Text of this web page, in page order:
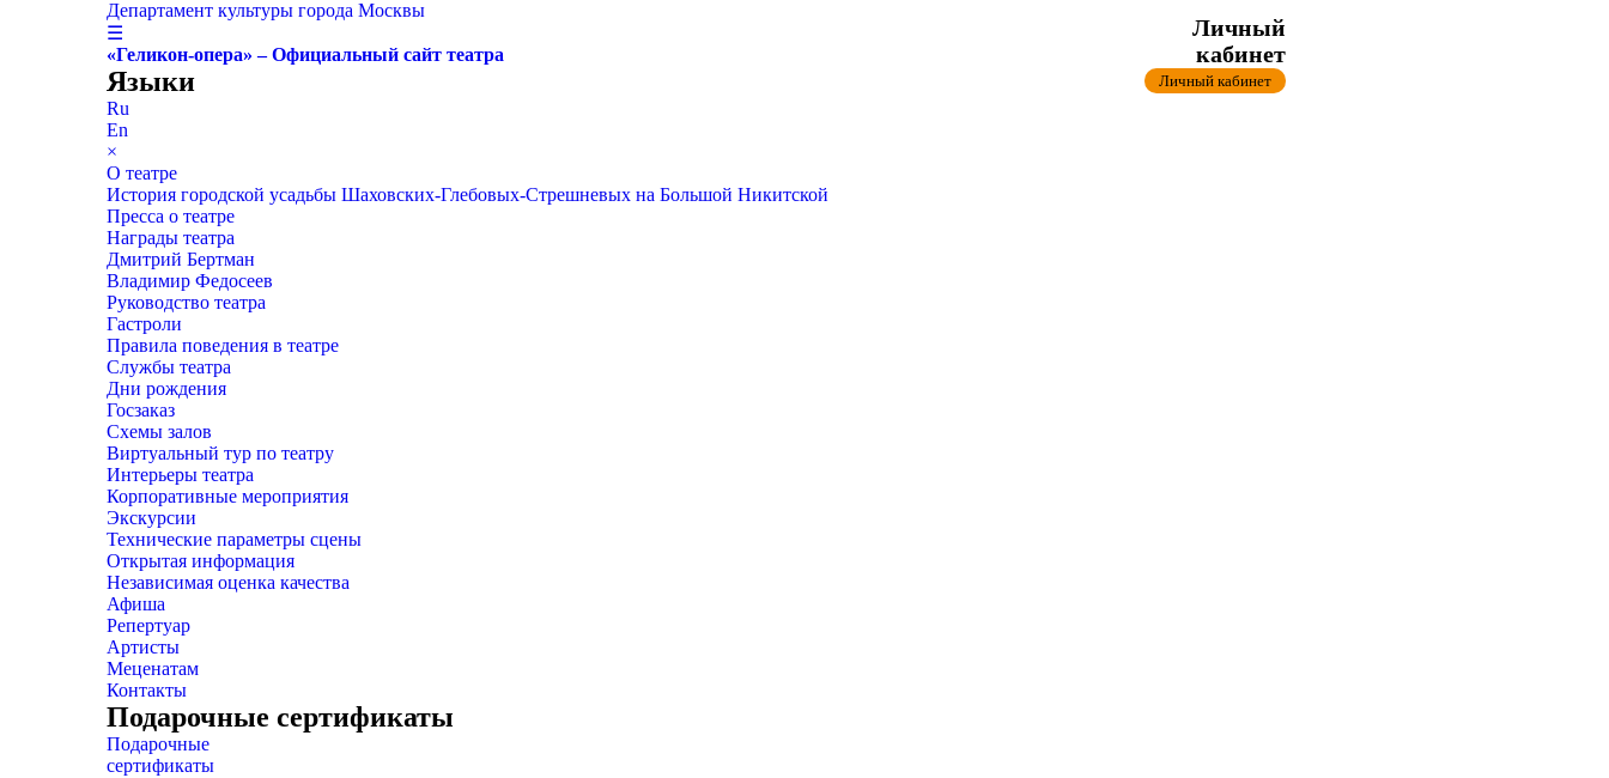
Департамент культуры города Москвы
☰
«Геликон-опера» – Официальный сайт театра
Языки
Ru
En
×
О театре
История городской усадьбы Шаховских-Глебовых-Стрешневых на Большой Никитской
Пресса о театре
Награды театра
Дмитрий Бертман
Владимир Федосеев
Руководство театра
Гастроли
Правила поведения в театре
Службы театра
Дни рождения
Госзаказ
Схемы залов
Виртуальный тур по театру
Интерьеры театра
Корпоративные мероприятия
Экскурсии
Технические параметры сцены
Открытая информация
Независимая оценка качества
Афиша
Репертуар
Артисты
Меценатам
Контакты
Подарочные сертификаты
Подарочные
сертификаты
Личный
кабинет
Личный кабинет